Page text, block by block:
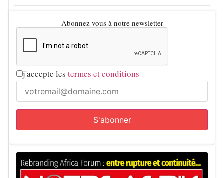
Abonnez vous à notre newsletter
j'accepte les termes et conditions